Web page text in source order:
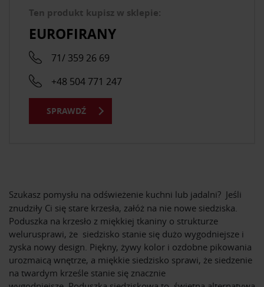
Szukasz pomysłu na odświeżenie kuchni lub jadalni? Jeśli
znudziły Ci się stare krzesła, załóż na nie nowe siedziska.
Poduszka na krzesło z miękkiej tkaniny o strukturze
welurusprawi, że siedzisko stanie się dużo wygodniejsze i
zyska nowy design. Piękny, żywy kolor i ozdobne pikowania
urozmaicą wnętrze, a miękkie siedzisko sprawi, że siedzenie
na twardym krześle stanie się znacznie
Ten produkt kupisz w sklepie:
EUROFIRANY
71/ 359 26 69
+48 504 771 247
SPRAWDŹ